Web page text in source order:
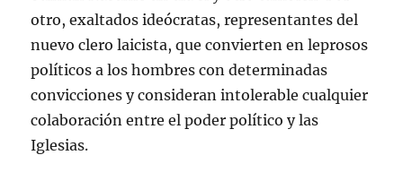
otro, exaltados ideócratas, representantes del
nuevo clero laicista, que convierten en leprosos
políticos a los hombres con determinadas
convicciones y consideran intolerable cualquier
colaboración entre el poder político y las
Iglesias.